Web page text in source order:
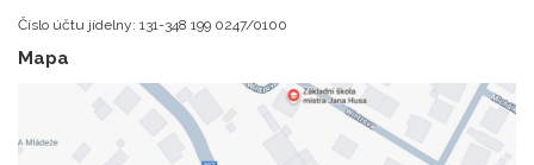
Číslo účtu jídelny: 131-348 199 0247/0100
Mapa